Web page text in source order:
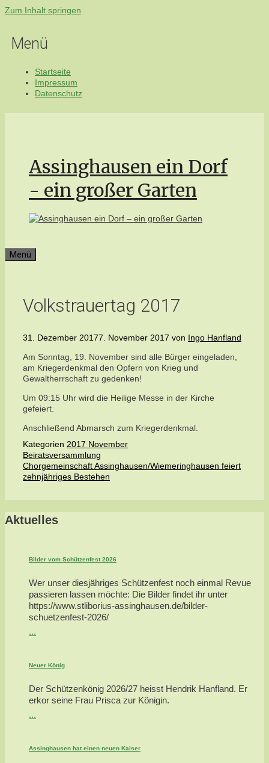
Zum Inhalt springen
Menü
Startseite
Impressum
Datenschutz
Assinghausen ein Dorf
- ein großer Garten
Menü
Volkstrauertag 2017
31. Dezember 20177. November 2017 von Ingo Hanfland
Am Sonntag, 19. November sind alle Bürger eingeladen,
am Kriegerdenkmal den Opfern von Krieg und
Gewaltherrschaft zu gedenken!
Um 09:15 Uhr wird die Heilige Messe in der Kirche
gefeiert.
Anschließend Abmarsch zum Kriegerdenkmal.
Kategorien 2017 November
Beiratsversammlung
Chorgemeinschaft Assinghausen/Wiemeringhausen feiert
zehnjähriges Bestehen
Aktuelles
Bilder vom Schützenfest 2026
Wer unser diesjähriges Schützenfest noch einmal Revue
passieren lassen möchte: Die Bilder findet ihr unter
https://www.stliborius-assinghausen.de/bilder-
schuetzenfest-2026/
...
Neuer König
Der Schützenkönig 2026/27 heisst Hendrik Hanfland. Er
erkor seine Frau Prisca zur Königin.
...
Assinghausen hat einen neuen Kaiser